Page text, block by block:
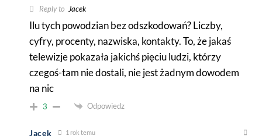
Reply to Jacek
Ilu tych powodzian bez odszkodowań? Liczby,
cyfry, procenty, nazwiska, kontakty. To, że jakaś
telewizje pokazała jakichś pięciu ludzi, którzy
czegoś-tam nie dostali, nie jest żadnym dowodem
na nic
3 Odpowiedz
Jacek 1 rok temu